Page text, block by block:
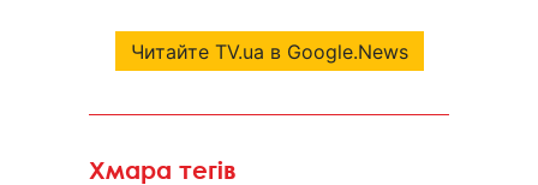
Читайте TV.ua в Google.News
Хмара тегів